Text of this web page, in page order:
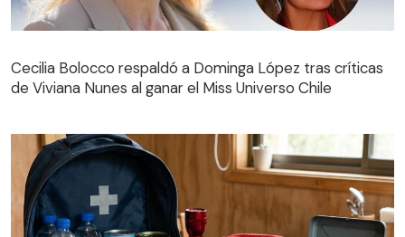
de Viviana Nunes al ganar el Miss Universo Chile
Cecilia Bolocco respaldó a Dominga López tras críticas
de Viviana Nunes al ganar el Miss Universo Chile